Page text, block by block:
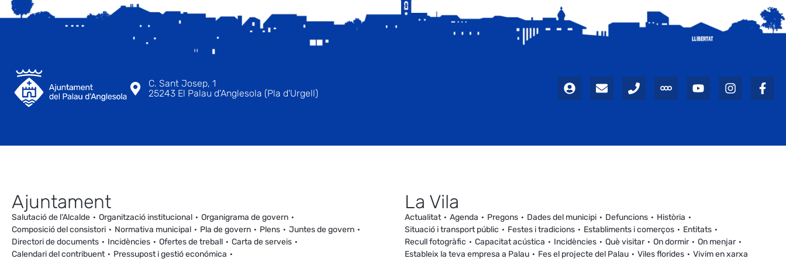
C. Sant Josep, 1
25243 El Palau d'Anglesola (Pla d'Urgell)
Ajuntament
Salutació de l’Alcalde Organització institucional
Organigrama de govern
Composició del consistori
Normativa municipal Pla de govern Plens
Juntes de govern
Directori de documents
Incidències Ofertes de treball
Carta de serveis
Calendari del contribuent
Pressupost i gestió económica
La Vila
Actualitat Agenda Pregons Dades del municipi Defuncions
Història
Situació i transport públic
Festes i tradicions Establiments i comerços
Entitats
Recull fotogràfic
Capacitat acústica Incidències Què visitar On dormir
On menjar
Estableix la teva empresa a Palau
Fes el projecte del Palau Viles florides Vivim en xarxa